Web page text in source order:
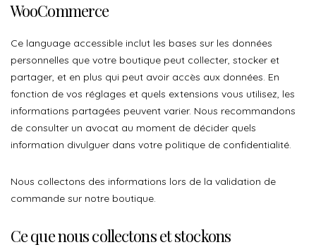
WooCommerce
Ce language accessible inclut les bases sur les données
personnelles que votre boutique peut collecter, stocker et
partager, et en plus qui peut avoir accès aux données. En
fonction de vos réglages et quels extensions vous utilisez, les
informations partagées peuvent varier. Nous recommandons
de consulter un avocat au moment de décider quels
information divulguer dans votre politique de confidentialité.
Nous collectons des informations lors de la validation de
commande sur notre boutique.
Ce que nous collectons et stockons